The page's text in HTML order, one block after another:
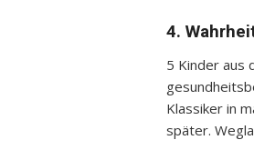
4.
5 Kinder aus
Klassiker in
später.